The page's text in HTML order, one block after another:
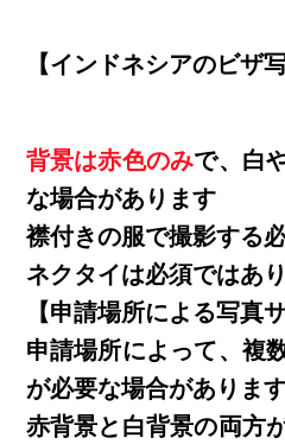
【インドネシアのビザ
背景は赤色のみで、白
な場合があります
襟付きの服で撮影する
ネクタイは必須ではあ
【申請場所による写真
申請場所によって、複
が必要な場合がありま
赤背景と白背景の両方